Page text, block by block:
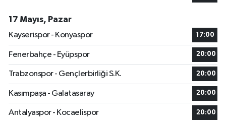
17 Mayıs, Pazar
Kayserispor - Konyaspor
17:00
Fenerbahçe - Eyüpspor 20:00
Trabzonspor - Gençlerbirliği S.K. 20:00
Kasımpaşa - Galatasaray 20:00
Antalyaspor - Kocaelispor 20:00